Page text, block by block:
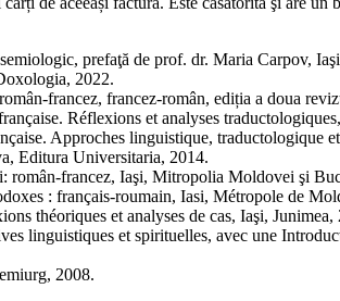
prefaţă de prof. dr. Maria Carpov,
2022.
francez, francez-român, ediția a doua
Réflexions et analyses
Approches linguistique, traductologique
Editura Universitaria, 2014.
român-francez, Iaşi, Mitropolia Moldovei şi
: français-roumain, Iasi, Métropole de
théoriques et analyses de cas, Iaşi, Junimea,
linguistiques et spirituelles, avec une
2008.